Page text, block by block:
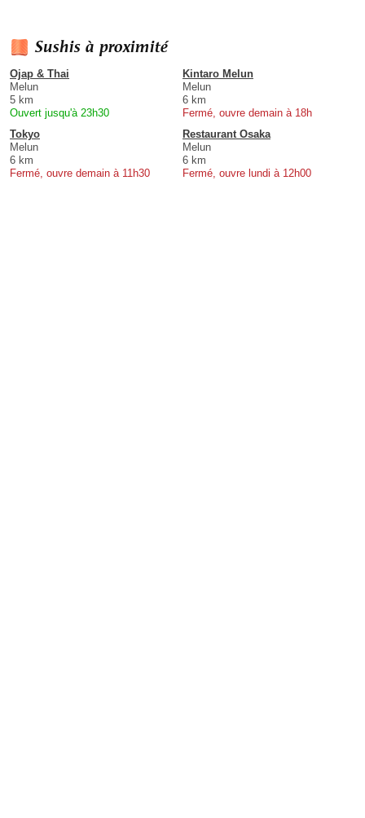
Sushis à proximité
Ojap & Thai
Melun
5 km
Ouvert jusqu'à 23h30
Kintaro Melun
Melun
6 km
Fermé, ouvre demain à 18h
Tokyo
Melun
6 km
Fermé, ouvre demain à 11h30
Restaurant Osaka
Melun
6 km
Fermé, ouvre lundi à 12h00